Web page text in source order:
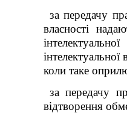
за передачу
власності
коли таке
за передачу
відтворення